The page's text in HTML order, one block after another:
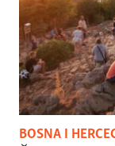
BOSNA I